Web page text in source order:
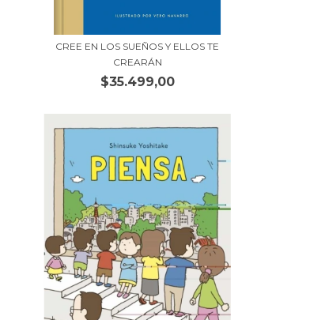
CREE EN LOS SUEÑOS Y ELLOS TE
CREARÁN
$35.499,00